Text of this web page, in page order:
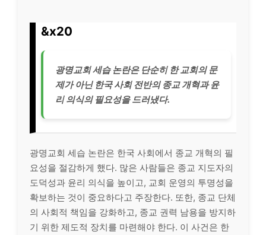
&x20
광명교회 세습 논란은 단순히 한 교회의 문
제가 아닌 한국 사회 전반의 종교 개혁과 윤
리 의식의 필요성을 드러냈다.
광명교회 세습 논란은 한국 사회에서 종교 개혁의 필
요성을 절감하게 했다. 많은 사람들은 종교 지도자의
도덕성과 윤리 의식을 높이고, 교회 운영의 투명성을
확보하는 것이 중요하다고 주장한다. 또한, 종교 단체
의 사회적 책임을 강화하고, 종교 권력 남용을 방지하
기 위한 제도적 장치를 마련해야 한다. 이 사건은 한